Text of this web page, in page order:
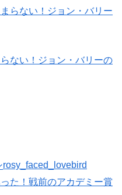
ない！ジョン・バリーの
rosy_faced_lovebird